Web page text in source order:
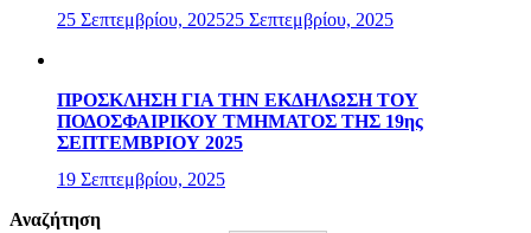
25 Σεπτεμβρίου, 202525 Σεπτεμβρίου, 2025
ΠΡΟΣΚΛΗΣΗ ΓΙΑ ΤΗΝ ΕΚΔΗΛΩΣΗ ΤΟΥ
ΠΟΔΟΣΦΑΙΡΙΚΟΥ ΤΜΗΜΑΤΟΣ ΤΗΣ 19ης
ΣΕΠΤΕΜΒΡΙΟΥ 2025
19 Σεπτεμβρίου, 2025
Αναζήτηση